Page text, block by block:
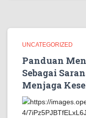
UNCATEGORIZED
Panduan
Sebagai
Menjaga